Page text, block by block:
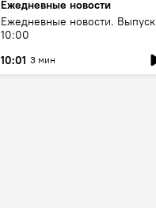
Ежедневные новости
Ежедневные новости. Выпуск
10:00
10:01 3 мин